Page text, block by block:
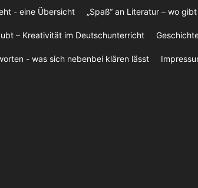
- eine Übersicht „Spaß“ an Literatur – wo
– Kreativität im Deutschunterricht
- was sich nebenbei klären lässt